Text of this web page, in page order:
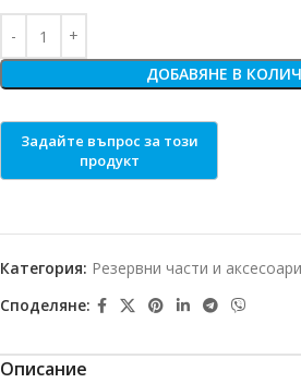
ДОБАВЯНЕ В
Категория: Резервни части и
Споделяне:
Описание